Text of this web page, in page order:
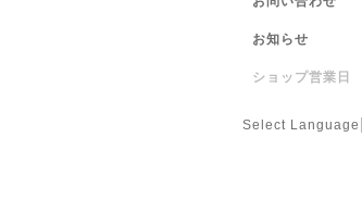
お知らせ
ショップ営業日
Select Language